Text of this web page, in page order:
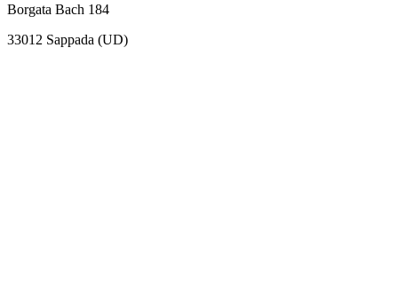
Borgata Bach 184
33012 Sappada (UD)